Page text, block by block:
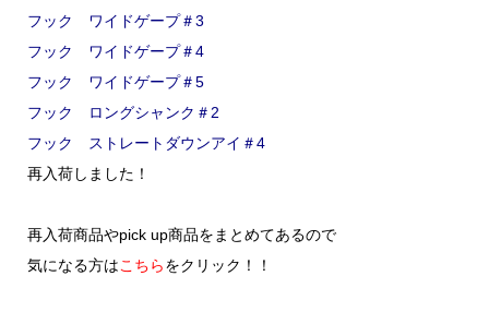
フック ワイドゲープ＃3
フック ワイドゲープ＃4
フック ワイドゲープ＃5
フック ロングシャンク＃2
フック ストレートダウンアイ＃4
再入荷しました！
再入荷商品やpick up商品をまとめてあるので
気になる方はこちらをクリック！！